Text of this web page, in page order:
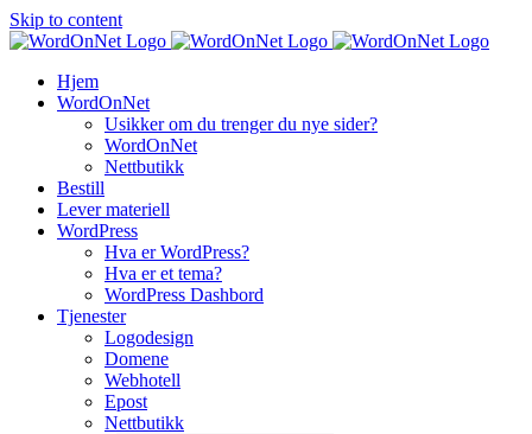
Skip to content
Hjem
WordOnNet
Usikker om du trenger du nye sider?
WordOnNet
Nettbutikk
Bestill
Lever materiell
WordPress
Hva er WordPress?
Hva er et tema?
WordPress Dashbord
Tjenester
Logodesign
Domene
Webhotell
Epost
Nettbutikk